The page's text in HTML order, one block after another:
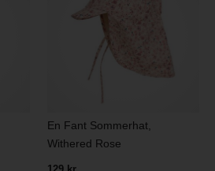
En Fant Sommerhat,
Withered Rose